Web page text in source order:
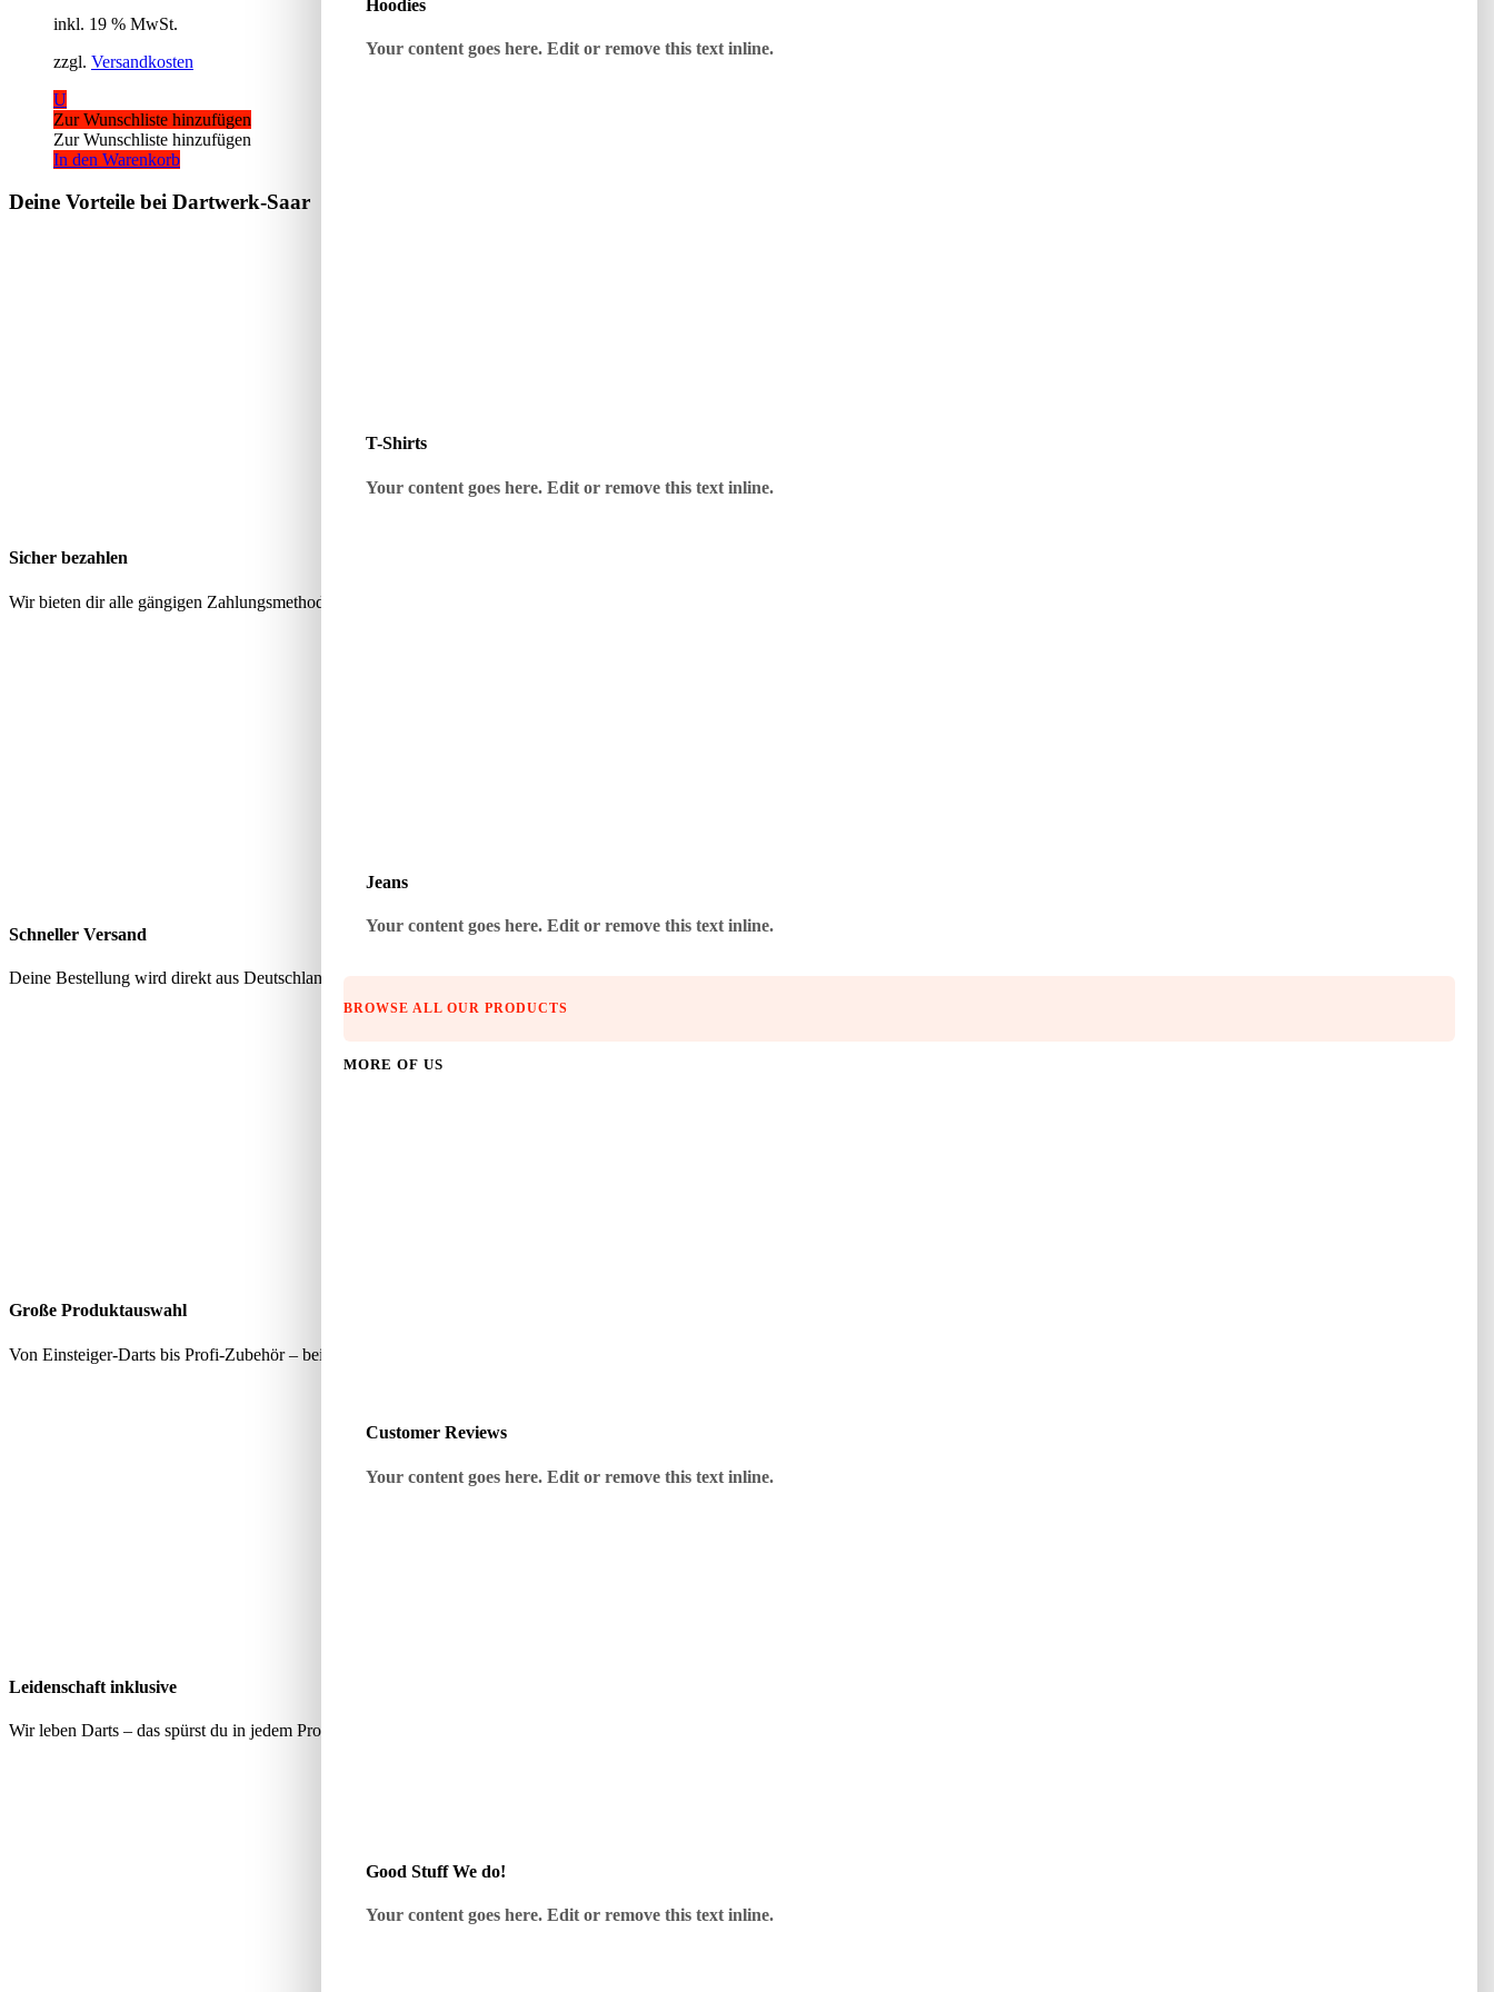
Hoodies
Your content goes here. Edit or remove this text inline.
T-Shirts
Your content goes here. Edit or remove this text inline.
Jeans
Your content goes here. Edit or remove this text inline.
BROWSE ALL OUR PRODUCTS
MORE OF US
Customer Reviews
Your content goes here. Edit or remove this text inline.
Good Stuff We do!
Your content goes here. Edit or remove this text inline.
inkl. 19 % MwSt.
zzgl. Versandkosten
U
Zur Wunschliste hinzufügen
Zur Wunschliste hinzufügen
In den Warenkorb
Deine Vorteile bei Dartwerk-Saar
Sicher bezahlen
Wir bieten dir alle gängigen Zahlungsmethoden über geprüfte, sichere Anbieter – ohne Risiko.
Schneller Versand
Deine Bestellung wird direkt aus Deutschland verschickt – schnell, zuverlässig und gut verpackt.
Große Produktauswahl
Von Einsteiger-Darts bis Profi-Zubehör – bei uns findest du alles, was das Dart-Herz begehrt.
Leidenschaft inklusive
Wir leben Darts – das spürst du in jedem Produkt, jeder Empfehlung und unserem Service.